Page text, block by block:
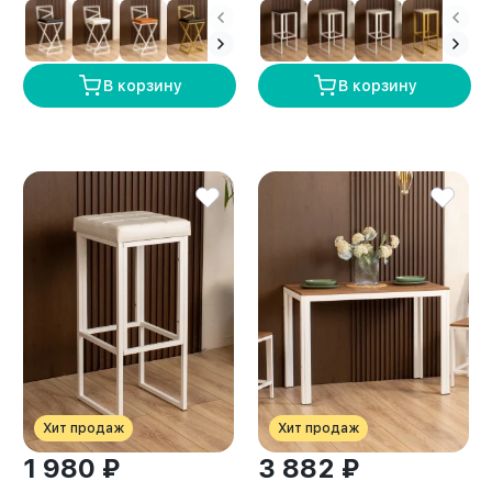
бежевый
В корзину В корзину
Хит продаж
1 980 ₽
Хит продаж
3 882 ₽